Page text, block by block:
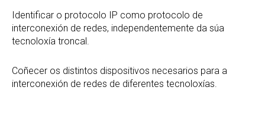
Identificar o protocolo IP como protocolo de
interconexión de redes, independentemente da súa
tecnoloxía troncal.
Coñecer os distintos dispositivos necesarios para a
interconexión de redes de diferentes tecnoloxías.